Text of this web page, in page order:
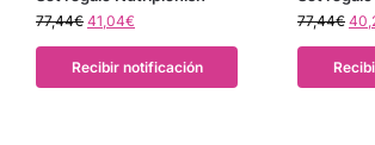
77,44€ 41,04€
Recibir notificación
77,44€